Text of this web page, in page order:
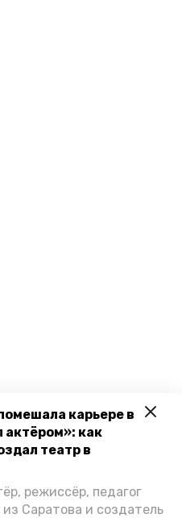
карьере в
актёром»: как
театр в
режиссёр, педагог
Саратова и создатель